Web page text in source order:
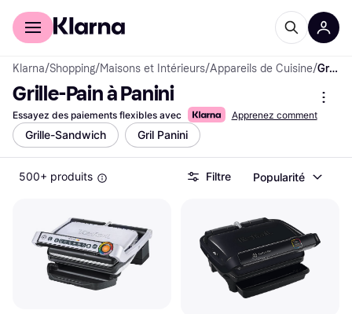
Acheter avec Klarna
Klarna/Shopping/Maisons et Intérieurs/Appareils de Cuisine/ Grille-Pain à Panini
Grille-Pain à Panini
Essayez des paiements flexibles avec Apprenez comment
Grille-Sandwich Gril Panini
500+ produits Filtre Popularité